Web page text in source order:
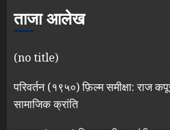
ताजा आलेख
(no title)
परिवर्तन (१९५०) फ़िल्म समीक्षा: राज
सामाजिक क्रांति